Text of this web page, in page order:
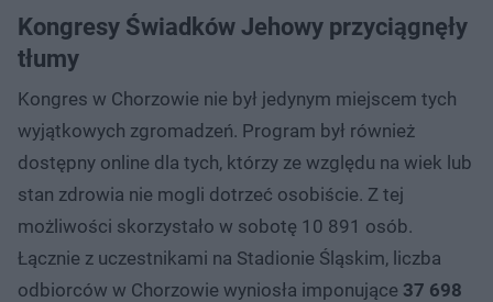
Kongresy Świadków Jehowy przyciągnęły
tłumy
Kongres w Chorzowie nie był jedynym miejscem tych
wyjątkowych zgromadzeń. Program był również
dostępny online dla tych, którzy ze względu na wiek lub
stan zdrowia nie mogli dotrzeć osobiście. Z tej
możliwości skorzystało w sobotę 10 891 osób.
Łącznie z uczestnikami na Stadionie Śląskim, liczba
odbiorców w Chorzowie wyniosła imponujące 37 698